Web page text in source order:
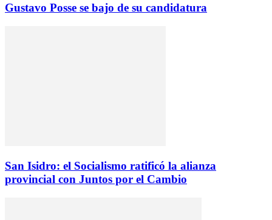
Gustavo Posse se bajo de su candidatura
San Isidro: el Socialismo ratificó la alianza
provincial con Juntos por el Cambio